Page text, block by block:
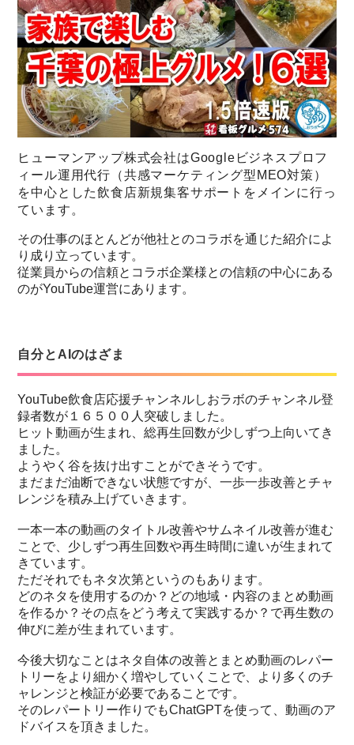
ヒューマンアップ株式会社はGoogleビジネスプロフ
ィール運用代行（共感マーケティング型MEO対策）
を中心とした飲食店新規集客サポートをメインに行っ
ています。
その仕事のほとんどが他社とのコラボを通じた紹介によ
り成り立っています。
従業員からの信頼とコラボ企業様との信頼の中心にある
のがYouTube運営にあります。
自分とAIのはざま
YouTube飲食店応援チャンネルしおラボのチャンネル登
録者数が１６５００人突破しました。
ヒット動画が生まれ、総再生回数が少しずつ上向いてき
ました。
ようやく谷を抜け出すことができそうです。
まだまだ油断できない状態ですが、一歩一歩改善とチャ
レンジを積み上げていきます。
一本一本の動画のタイトル改善やサムネイル改善が進む
ことで、少しずつ再生回数や再生時間に違いが生まれて
きています。
ただそれでもネタ次第というのもあります。
どのネタを使用するのか？どの地域・内容のまとめ動画
を作るか？その点をどう考えて実践するか？で再生数の
伸びに差が生まれています。
今後大切なことはネタ自体の改善とまとめ動画のレパー
トリーをより細かく増やしていくことで、より多くのチ
ャレンジと検証が必要であることです。
そのレパートリー作りでもChatGPTを使って、動画のア
ドバイスを頂きました。